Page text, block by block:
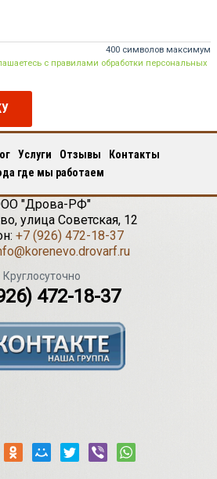
400 символов максимум
с правилами обработки персональных
Услуги Отзывы
Контакты
где мы работаем
"Дрова-РФ"
, улица Советская, 12
+7 (926) 472-18-37
Круглосуточно
472-18-37